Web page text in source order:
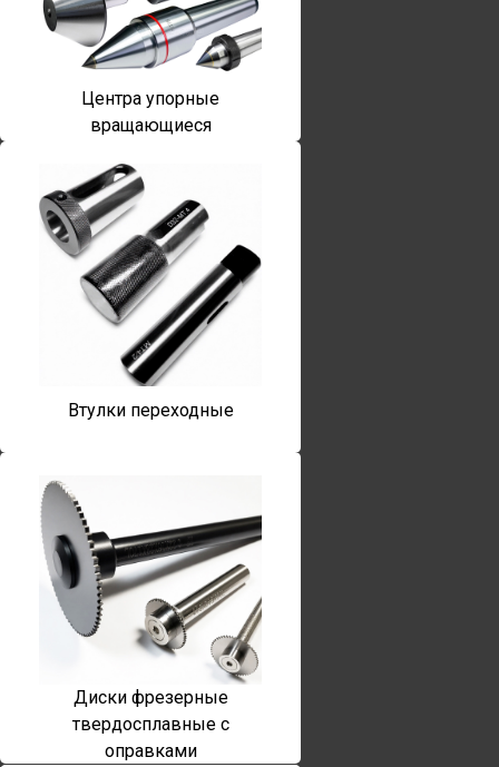
Центра упорные
вращающиеся
Втулки переходные
Диски фрезерные
твердосплавные с
оправками